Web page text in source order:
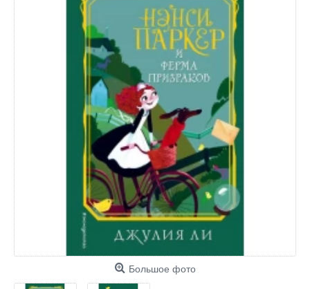
Большое фото